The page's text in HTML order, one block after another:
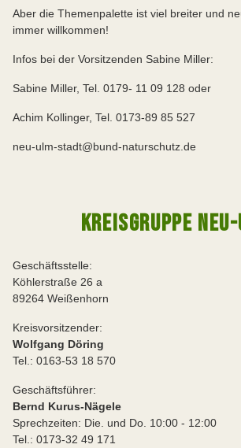
Aber die Themenpalette ist viel breiter und
immer willkommen!
Infos bei der Vorsitzenden Sabine Miller:
Sabine Miller, Tel. 0179- 11 09 128 oder
Achim Kollinger, Tel. 0173-89 85 527
neu-ulm-stadt@bund-naturschutz.de
KREISGRUPPE
Geschäftsstelle:
Köhlerstraße 26 a
89264 Weißenhorn
Kreisvorsitzender:
Wolfgang Döring
Tel.: 0163-53 18 570
Geschäftsführer:
Bernd Kurus-Nägele
Sprechzeiten: Die. und Do. 10:00 - 12:00
Tel.: 0173-32 49 171